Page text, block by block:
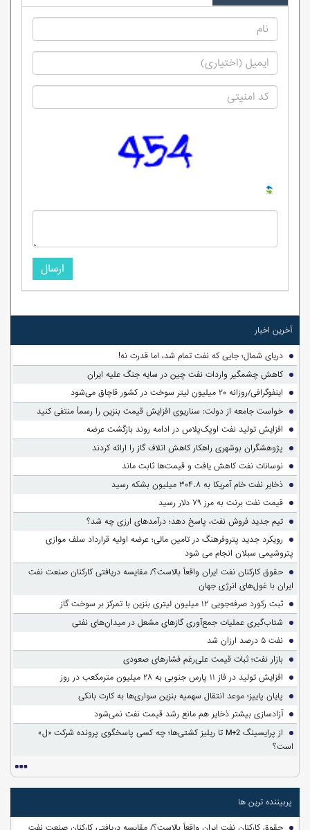
ارسال
آخرین اخبار
دریای شمال؛ جایی که نفت تمام شد، اما قدرت نه!
کاهش چشمگیر واردات نفت چین در سایه جنگ علیه ایران
اینفوگرافی/روزانه ۲۰ میلیون لیتر سوخت در کشور قاچاق می‌شود
خواست جامعه از دولت: سناریوی افزایش قیمت بنزین را رسماً منتفی کنید
افزایش تولید نفت اوپک‌پلاس در ادامه روند بازگشت عرضه
پژوهشگران بوشهری راهکار کاهش اتلاف گاز را ارائه کردند
نوسانات نفت کاهش یافت و قیمت‌ها ثابت ماند
ذخایر نفت خام آمریکا به ۳۰۴.۸ میلیون بشکه رسید
قیمت نفت برنت به مرز ۷۹ دلار رسید
تیم جدید فروش نفت، پاسخ دهد؛ درآمدهای ارزی چه شد؟
رویکرد جدید پتروفرهنگ در تامین مالی؛ عرضه اولیه قرارداد سلف موازی
پتروشیمی سبلان انجام می شود
حقوق کارکنان نفت ایران واقعاً بالاست؟/ مقایسه دریافتی کارکنان صنعت نفت
ایران با غول‌های انرژی جهان
ثبت رکورد صرفه‌جویی ۱۲ میلیون لیتری بنزین با تمرکز بر سوخت گاز
شتاب‌گیری عملیات جمع‌آوری گازهای مشعل در میدان‌های نفتی
نفت ۵ درصد ارزان شد
بازار نفت؛ ثبات قیمت علی‌رغم فشارهای صعودی
افزایش تولید در فاز ۱۱ پارس جنوبی به ۲۸ میلیون مترمکعب در روز
پایان پاییز؛ موعد انتقال سهمیه بنزین سواری‌ها به کارت بانکی
آزادسازی بیشتر ذخایر هم مانع رشد قیمت نفت نمی‌شود
از پرایسینگ M+2 تا ریلیز کشتی‌ها؛ چه کسی پاسخگوی پرونده شرکت «ل»
است؟
پربیننده ترین ها